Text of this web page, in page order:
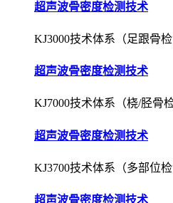
超声波骨密度检测技术
KJ7000技术体系（桡/胫骨检
超声波骨密度检测技术
KJ3700技术体系（多部位检
超声波骨密度检测技术
KJ7000P技术体系（便携式检